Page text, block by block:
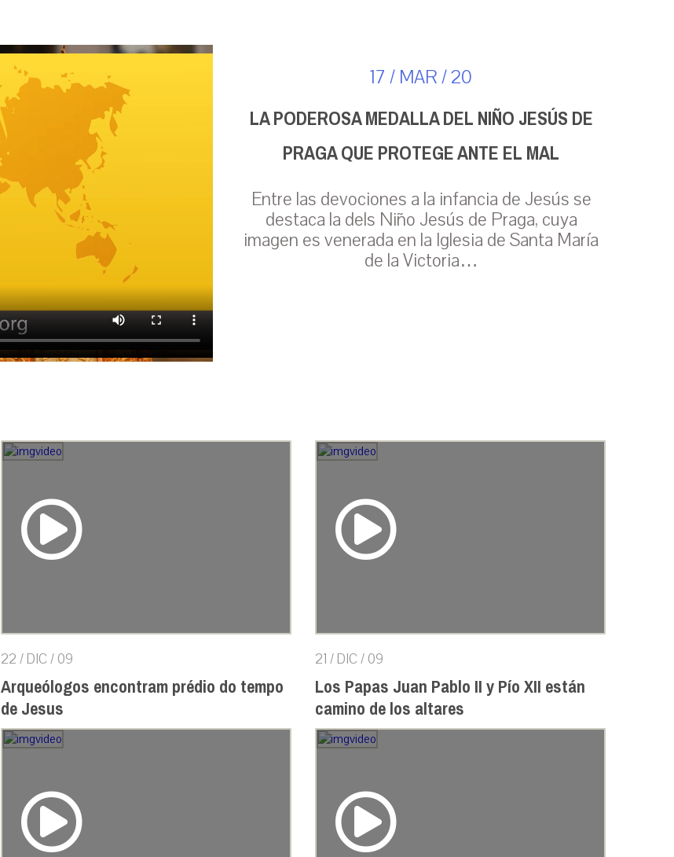
17 / MAR / 20
LA PODEROSA MEDALLA DEL NIÑO JESÚS DE
PRAGA QUE PROTEGE ANTE EL MAL
Entre las devociones a la infancia de Jesús se
destaca la dels Niño Jesús de Praga, cuya
imagen es venerada en la Iglesia de Santa María
de la Victoria…
22 / DIC / 09
Arqueólogos encontram prédio do tempo
de Jesus
21 / DIC / 09
Los Papas Juan Pablo II y Pío XII están
camino de los altares